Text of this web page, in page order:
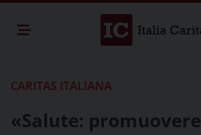
CARITAS ITALIANA
«Salute: promuovere